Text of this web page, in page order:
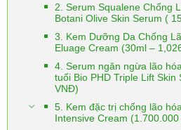
2. Serum Squalene Chống
Botani Olive Skin Serum (
3. Kem Dưỡng Da Chống
Eluage Cream (30ml –
4. Serum ngăn ngừa lão
tuổi Bio PHD Triple Lift
VNĐ)
5. Kem đặc trị chống lão
Intensive Cream